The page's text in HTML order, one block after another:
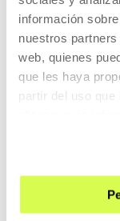
información
nuestros
web, quienes
que les haya
partir del uso
AGENDA
VISÍTANOS
ACCESIBILIDAD